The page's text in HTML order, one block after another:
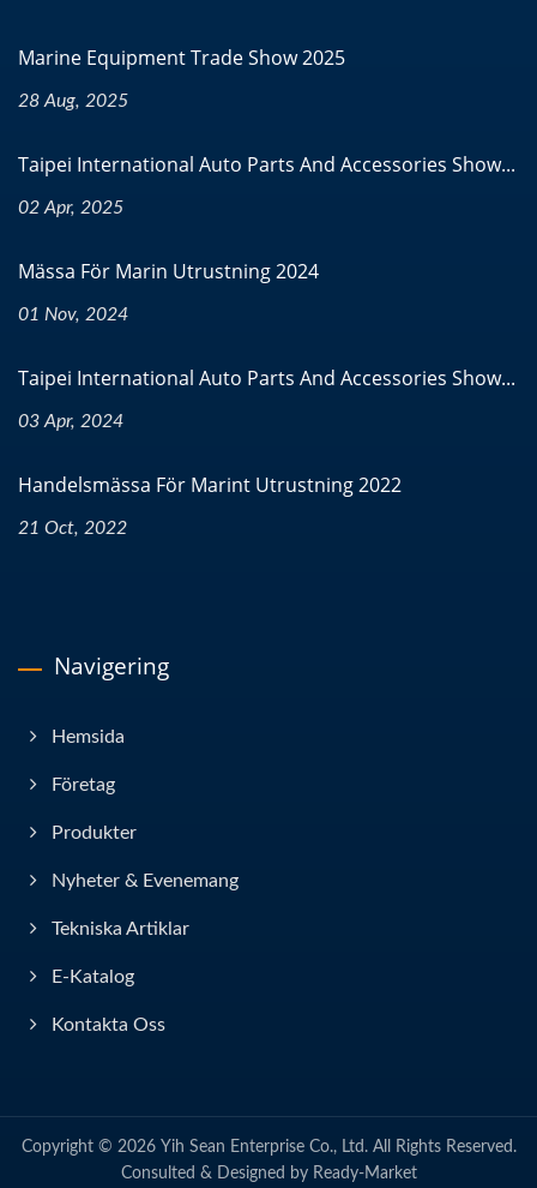
Marine Equipment Trade Show 2025
28 Aug, 2025
Taipei International Auto Parts And Accessories Show...
02 Apr, 2025
Mässa För Marin Utrustning 2024
01 Nov, 2024
Taipei International Auto Parts And Accessories Show...
03 Apr, 2024
Handelsmässa För Marint Utrustning 2022
21 Oct, 2022
Navigering
Hemsida
Företag
Produkter
Nyheter & Evenemang
Tekniska Artiklar
E-Katalog
Kontakta Oss
Copyright © 2026 Yih Sean Enterprise Co., Ltd.All Rights Reserved.
Consulted & Designed by Ready-Market